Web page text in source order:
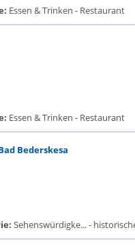
Essen & Trinken - Restaurant
Essen & Trinken - Restaurant
Bederskesa
Sehenswürdigke... -